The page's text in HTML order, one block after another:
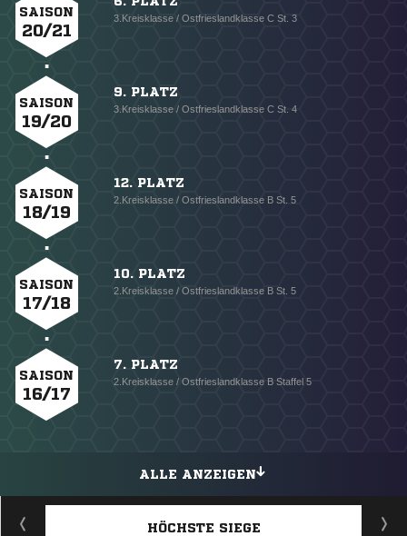
SAISON
20/21
3.Kreisklasse / Ostfrieslandklasse C St. 3
SAISON
19/20
9. PLATZ
3.Kreisklasse / Ostfrieslandklasse C St. 4
SAISON
18/19
12. PLATZ
2.Kreisklasse / Ostfrieslandklasse B St. 5
SAISON
17/18
10. PLATZ
2.Kreisklasse / Ostfrieslandklasse B St. 5
SAISON
16/17
7. PLATZ
2.Kreisklasse / Ostfrieslandklasse B Staffel 5
ALLE ANZEIGEN
HÖCHSTE SIEGE